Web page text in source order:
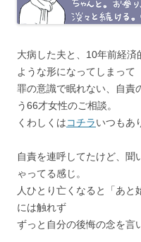
大病した夫と、10年前経済
ような形になってしまって
罪の意識で眠れない、自責
う66才女性のご相談。
くわしくはコチラいつもあ
自責を連呼してたけど、聞
ゃってる感じ。
人ひとり亡くなると「あと
には触れず
ずっと自分の後悔の念を言